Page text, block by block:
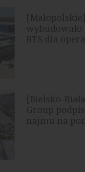
BTS dla
[Bielsko-
Group
najmu na